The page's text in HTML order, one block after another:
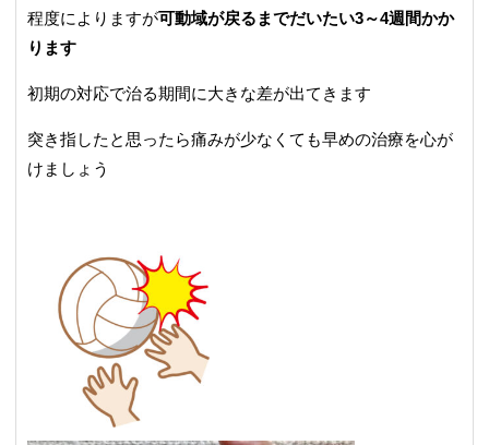
程度によりますが可動域が戻るまでだいたい3～4週間かか
ります
初期の対応で治る期間に大きな差が出てきます
突き指したと思ったら痛みが少なくても早めの治療を心が
けましょう